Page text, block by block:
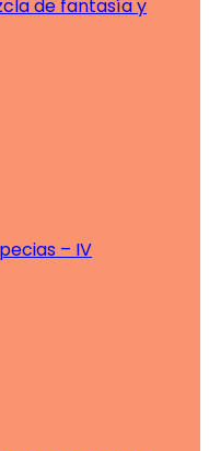
de fantasía y
– IV